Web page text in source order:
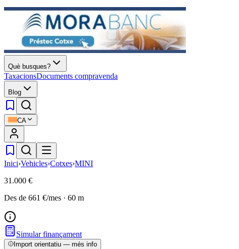
Què busques?
TaxacionsDocuments compravenda
Blog
CA
Inici›Vehicles›Cotxes›MINI
31.000 €
Des de 661 €/mes · 60 m
Simular finançament
Import orientatiu — més info